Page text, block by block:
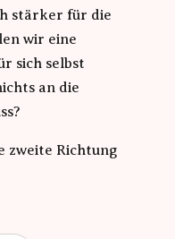
stärker für die
wir eine
sich selbst
an die
zweite Richtung